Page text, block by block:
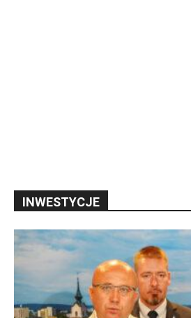
INWESTYCJE